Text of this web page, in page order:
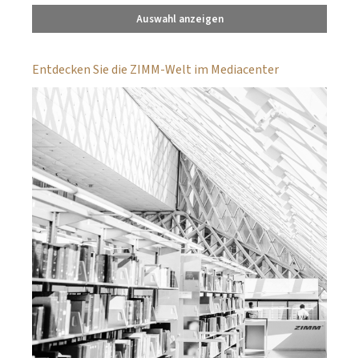
Auswahl anzeigen
Entdecken Sie die ZIMM-Welt im Mediacenter